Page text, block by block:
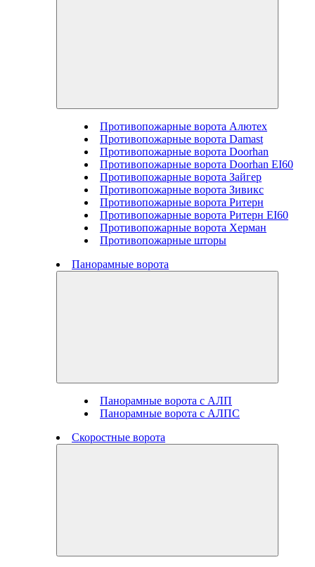
Противопожарные ворота Алютех
Противопожарные ворота Damast
Противопожарные ворота Doorhan
Противопожарные ворота Doorhan EI60
Противопожарные ворота Зайгер
Противопожарные ворота Зивикс
Противопожарные ворота Ритерн
Противопожарные ворота Ритерн EI60
Противопожарные ворота Херман
Противопожарные шторы
Панорамные ворота
Панорамные ворота с АЛП
Панорамные ворота с АЛПС
Скоростные ворота